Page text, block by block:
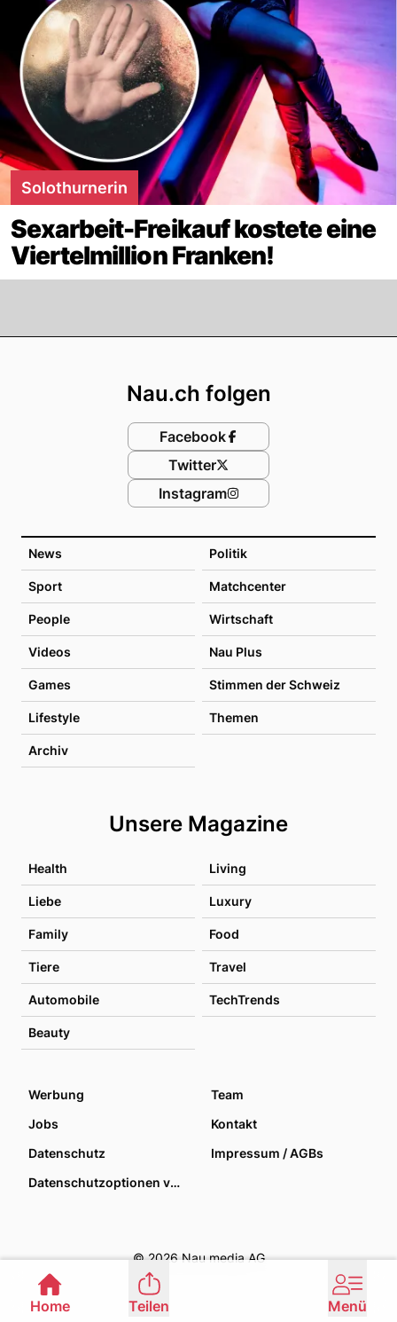
Solothurnerin
Sexarbeit-Freikauf kostete eine
Viertelmillion Franken!
News Politik
Sport Matchcenter
People Wirtschaft
Videos Nau Plus
Games Stimmen der Schweiz
Lifestyle Themen
Archiv
Unsere Magazine
Health Living
Liebe Luxury
Family Food
Tiere Travel
Automobile TechTrends
Beauty
Nau.ch folgen
Facebook
Twitter
Instagram
Werbung
Team
Jobs
Kontakt
Datenschutz
Impressum / AGBs
Datenschutzoptionen verwalten
© 2026 Nau media AG
Home Teilen Menü